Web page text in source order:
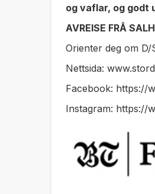
og vaflar, og godt
AVREISE FRÅ
Orienter deg om D/
Nettsida:
Facebook: https://
Instagram: https://